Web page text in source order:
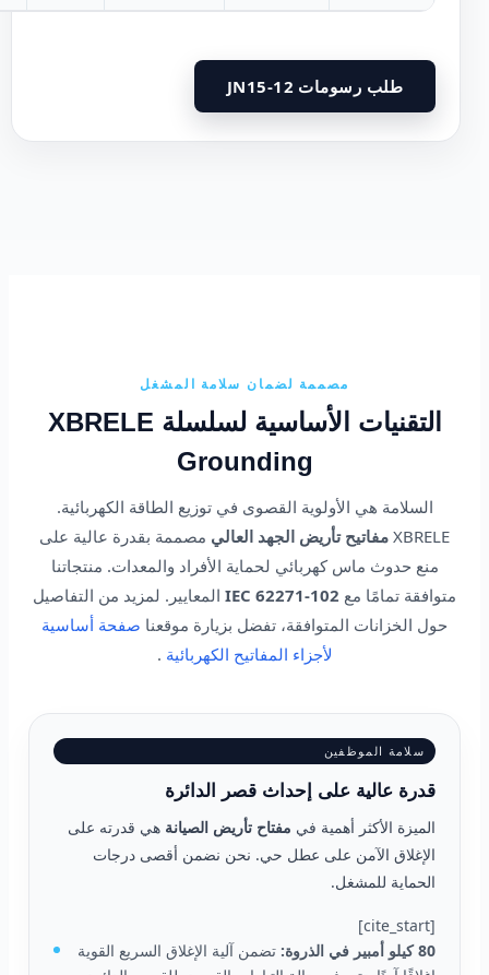
طلب رسومات JN15-12
مصممة لضمان سلامة المشغل
التقنيات الأساسية لسلسلة XBRELE
Grounding
السلامة هي الأولوية القصوى في توزيع الطاقة الكهربائية.
XBRELE مفاتيح تأريض الجهد العالي مصممة بقدرة عالية على
منع حدوث ماس كهربائي لحماية الأفراد والمعدات. منتجاتنا
متوافقة تمامًا مع IEC 62271-102 المعايير. لمزيد من التفاصيل
حول الخزانات المتوافقة، تفضل بزيارة موقعنا صفحة أساسية
لأجزاء المفاتيح الكهربائية .
سلامة الموظفين
قدرة عالية على إحداث قصر الدائرة
الميزة الأكثر أهمية في مفتاح تأريض الصيانة هي قدرته على
الإغلاق الآمن على عطل حي. نحن نضمن أقصى درجات
الحماية للمشغل.
[cite_start]
80 كيلو أمبير في الذروة:
تضمن آلية الإغلاق السريع القوية